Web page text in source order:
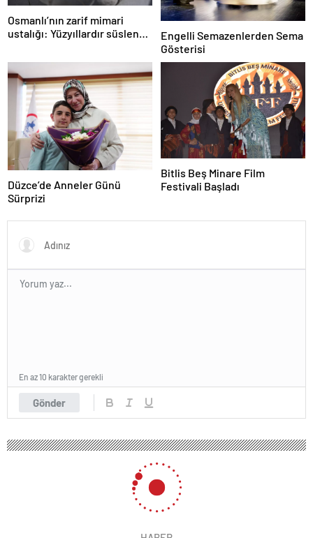
Osmanlı’nın zarif mimari
ustalığı: Yüzyıllardır süslenen
Engelli Semazenlerden Sema
Gösterisi
Düzce’de Anneler Günü
Sürprizi
Bitlis Beş Minare Film
Festivali Başladı
Gönder
En az 10 karakter gerekli
FETÖ operasyonunda itirafçılar 133